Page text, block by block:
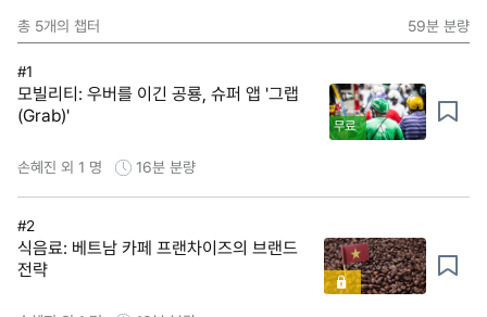
총 5개의 챕터 59분 분량
#1
모빌리티: 우버를 이긴 공룡, 슈퍼 앱 '그랩
(Grab)'
무료
손혜진 외 1 명 16분 분량
#2
식음료: 베트남 카페 프랜차이즈의 브랜드
전략